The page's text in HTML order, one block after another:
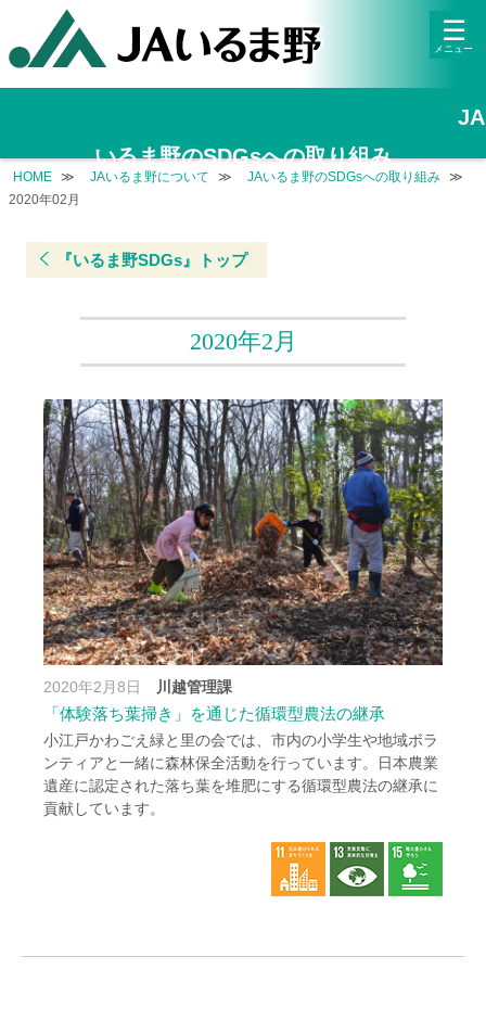
archive-irumanosdgs.php
JA
いるま野のSDGsへの取り組み
☰
HOME JAいるま野について
JAいるま野のSDGsへの取り組み
2020年02月
『いるま野SDGs』トップ
2020年2月
2020年2月8日 川越管理課
「体験落ち葉掃き」を通じた循環型農法の継承
小江戸かわごえ緑と里の会では、市内の小学生や地域ボラ
ンティアと一緒に森林保全活動を行っています。日本農業
遺産に認定された落ち葉を堆肥にする循環型農法の継承に
貢献しています。